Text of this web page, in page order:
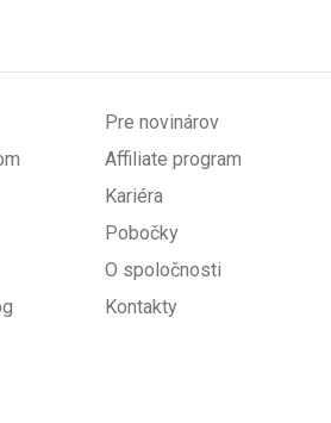
Pre novinárov
Affiliate program
Kariéra
Pobočky
O spoločnosti
Kontakty